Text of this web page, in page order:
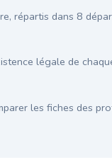
répartis dans 8
légale de
les fiches des